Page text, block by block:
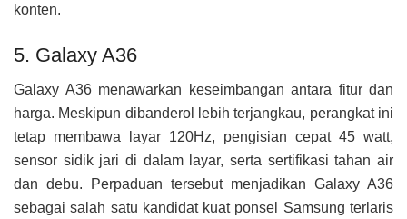
konten.
5. Galaxy A36
Galaxy A36 menawarkan keseimbangan antara fitur dan
harga. Meskipun dibanderol lebih terjangkau, perangkat ini
tetap membawa layar 120Hz, pengisian cepat 45 watt,
sensor sidik jari di dalam layar, serta sertifikasi tahan air
dan debu. Perpaduan tersebut menjadikan Galaxy A36
sebagai salah satu kandidat kuat ponsel Samsung terlaris